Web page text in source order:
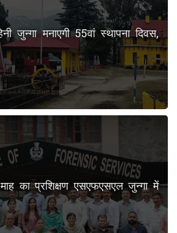
जुन्गा मनाएगी 55वां स्थापना दिवस,
का प्रशिक्षण एसएफएसएल जुन्गा में